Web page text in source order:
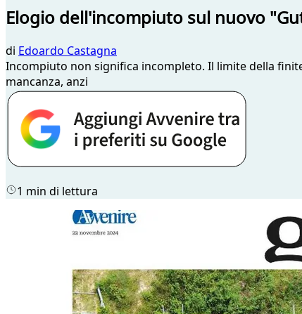
Elogio dell'incompiuto sul nuovo
di Edoardo Castagna
Incompiuto non significa incompleto. Il limite della
mancanza, anzi
1 min di lettura